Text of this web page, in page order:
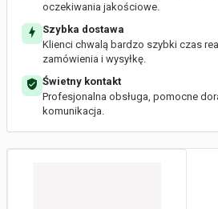
oczekiwania jakościowe.
Szybka dostawa
Klienci chwalą bardzo szybki czas
zamówienia i wysyłkę.
Świetny kontakt
Profesjonalna obsługa, pomocne
komunikacja.